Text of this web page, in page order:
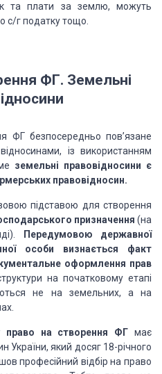
та плати за землю, можуть
с/г податку тощо.
ФГ. Земельні
ФГ безпосередньо пов’язане
із використанням
земельні правовідносини є
правовідносин.
підставою для створення
призначення (на
Передумовою державної
особи визнається факт
оформлення прав
на початковому етапі
не на земельних, а на
право на створення ФГ має
України, який досяг 18-річного
професійний відбір на право